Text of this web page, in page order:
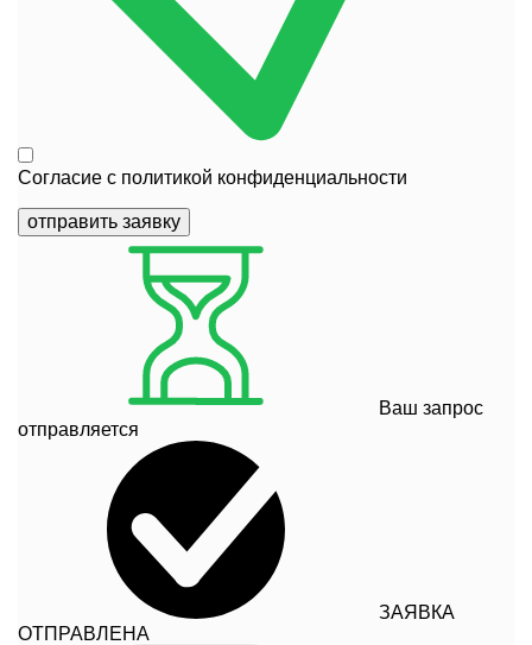
Согласие с политикой конфиденциальности
отправить заявку
Ваш запрос
отправляется
ЗАЯВКА
ОТПРАВЛЕНА